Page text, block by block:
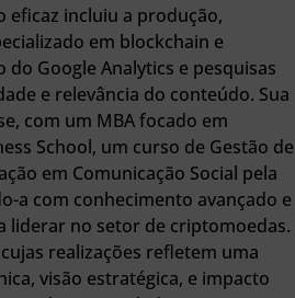
eficaz incluiu a produção,
em blockchain e
Google Analytics e pesquisas
e relevância do conteúdo. Sua
com um MBA focado em
School, um curso de Gestão de
em Comunicação Social pela
a com conhecimento avançado e
liderar no setor de criptomoedas.
realizações refletem uma
visão estratégica, e impacto